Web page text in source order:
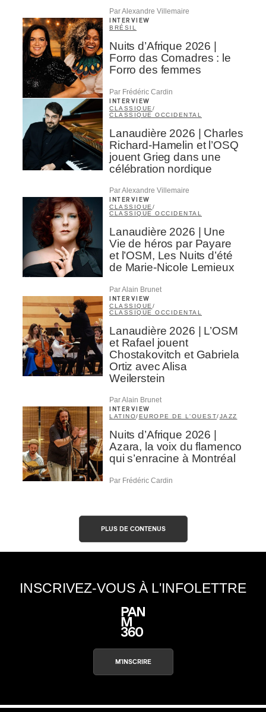
Par Alexandre Villemaire
INTERVIEW
BRÉSIL
Nuits d’Afrique 2026 |
Forro das Comadres : le
Forro des femmes
Par Frédéric Cardin
INTERVIEW
CLASSIQUE /
CLASSIQUE OCCIDENTAL
Lanaudière 2026 | Charles
Richard-Hamelin et l’OSQ
jouent Grieg dans une
célébration nordique
Par Alexandre Villemaire
INTERVIEW
CLASSIQUE /
CLASSIQUE OCCIDENTAL
Lanaudière 2026 | Une
Vie de héros par Payare
et l’OSM, Les Nuits d’été
de Marie-Nicole Lemieux
Par Alain Brunet
INTERVIEW
CLASSIQUE /
CLASSIQUE OCCIDENTAL
Lanaudière 2026 | L’OSM
et Rafael jouent
Chostakovitch et Gabriela
Ortiz avec Alisa
Weilerstein
Par Alain Brunet
INTERVIEW
LATINO/EUROPE DE L'OUEST/JAZZ
Nuits d’Afrique 2026 |
Azara, la voix du flamenco
qui s’enracine à Montréal
Par Frédéric Cardin
PLUS DE CONTENUS
INSCRIVEZ-VOUS À L'INFOLETTRE
M'INSCRIRE